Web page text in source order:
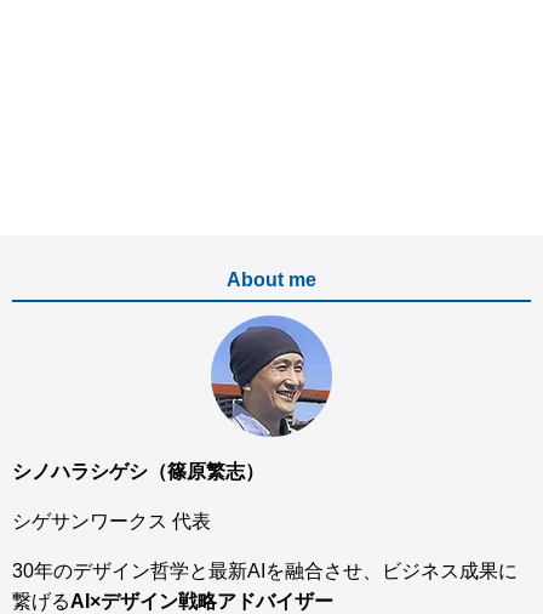
About me
シノハラシゲシ（篠原繁志）
シゲサンワークス 代表
30年のデザイン哲学と最新AIを融合させ、ビジネス成果に
繋げるAI×デザイン戦略アドバイザー